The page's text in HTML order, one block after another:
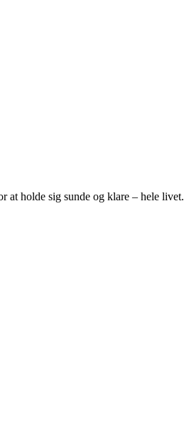
at holde sig sunde og klare – hele livet.